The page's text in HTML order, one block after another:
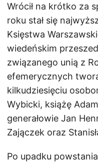
Wrócił na krótko za
roku stał się
Księstwa
wiedeńskim
związanego unią z
efemerycznych
kilkudziesięciu
Wybicki, książę
generałowie Jan
Zajączek oraz
Po upadku